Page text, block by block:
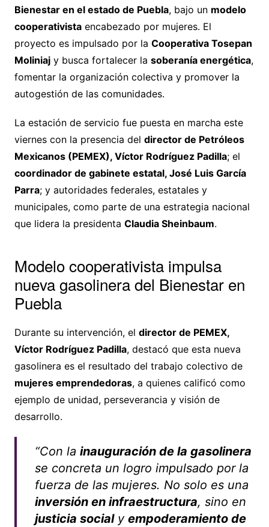
Bienestar en el estado de Puebla, bajo un modelo
cooperativistaencabezado por mujeres. El
proyecto es impulsado por la Cooperativa Tosepan
Moliniajy busca fortalecer la soberanía energética,
fomentar la organización colectiva y promover la
autogestión de las comunidades.
La estación de servicio fue puesta en marcha este
viernes con la presencia del director de Petróleos
Mexicanos (PEMEX), Víctor Rodríguez Padilla; el
coordinador de gabinete estatal, José Luis García
Parra; y autoridades federales, estatales y
municipales, como parte de una estrategia nacional
que lidera la presidenta Claudia Sheinbaum.
Modelo cooperativista impulsa
nueva gasolinera del Bienestar en
Puebla
Durante su intervención, el director de PEMEX,
Víctor Rodríguez Padilla, destacó que esta nueva
gasolinera es el resultado del trabajo colectivo de
mujeres emprendedoras, a quienes calificó como
ejemplo de unidad, perseverancia y visión de
desarrollo.
“Con la inauguración de la gasolinera
se concreta un logro impulsado por la
fuerza de las mujeres. No solo es una
inversión en infraestructura, sino en
justicia socialy empoderamiento de